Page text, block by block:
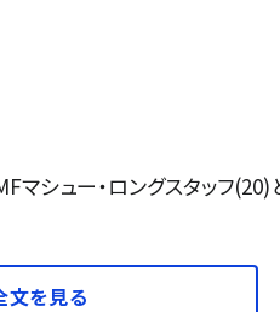
マシュー・ロングスタッフ
文を見る